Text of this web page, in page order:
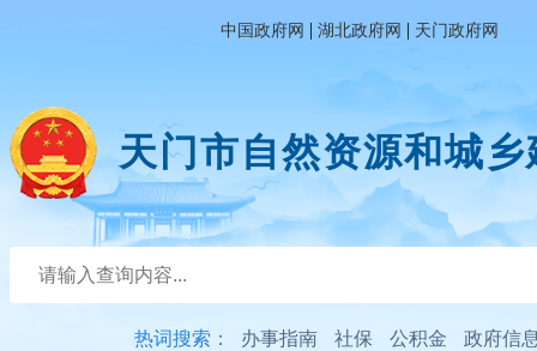
中国政府网 | 湖北政府网 | 天门政府网
天门市自然资源和城
热词搜索： 办事指南 社保 公积金 政府信